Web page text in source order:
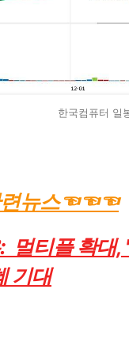
한국컴퓨터 일
련뉴스☜☜☜
멀티플 확대,
기대